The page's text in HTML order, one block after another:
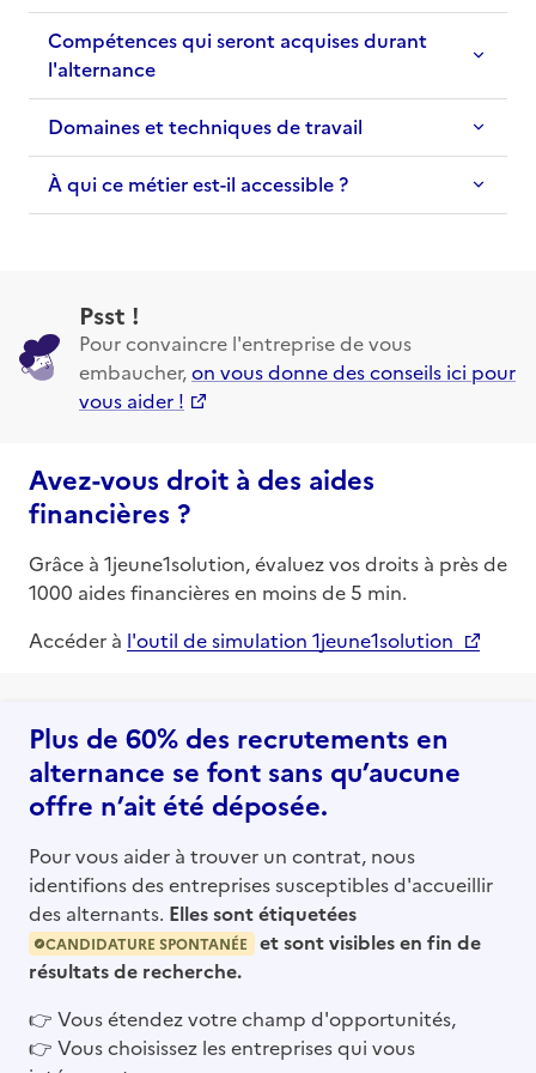
Compétences qui seront acquises durant
l'alternance
Domaines et techniques de travail
À qui ce métier est-il accessible ?
Psst !
Pour convaincre l'entreprise de vous
embaucher,on vous donne des conseils ici pour
vous aider !
Avez-vous droit à des aides
financières ?
Grâce à 1jeune1solution, évaluez vos droits à près de
1000 aides financières en moins de 5 min.
Accéder à l'outil de simulation 1jeune1solution
Plus de 60% des recrutements en
alternance se font sans qu’aucune
offre n’ait été déposée.
Pour vous aider à trouver un contrat, nous
identifions des entreprises susceptibles d'accueillir
des alternants. Elles sont étiquetées
CANDIDATURE SPONTANÉE
et sont visibles en fin de
résultats de recherche.
👉 Vous étendez votre champ d'opportunités,
👉 Vous choisissez les entreprises qui vous